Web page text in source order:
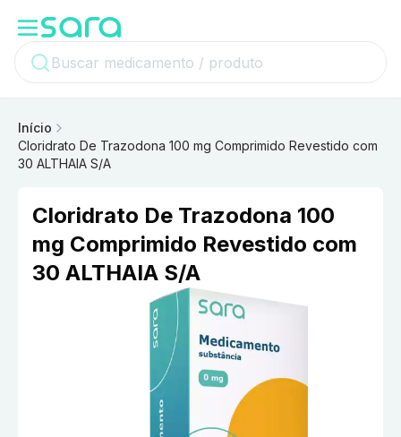
Início
Cloridrato De Trazodona 100 mg Comprimido Revestido com
30 ALTHAIA S/A
Cloridrato De Trazodona 100
mg Comprimido Revestido com
30 ALTHAIA S/A